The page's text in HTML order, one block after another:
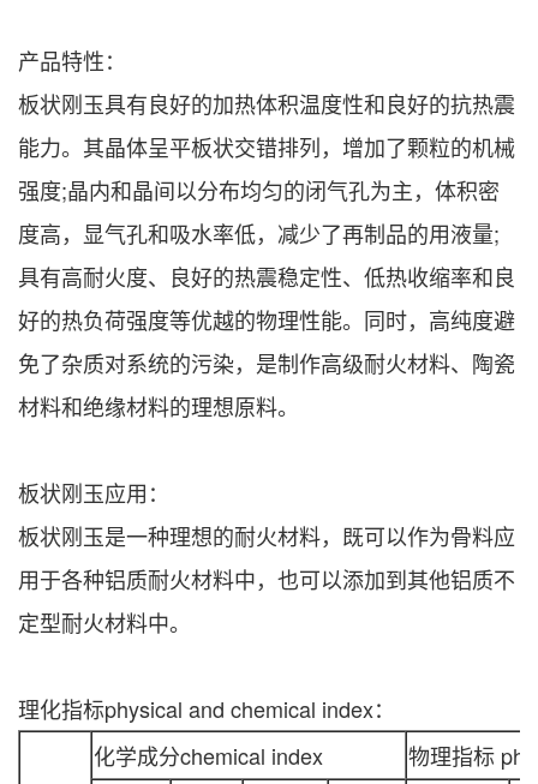
产品特性：
板状刚玉具有良好的加热体积温度性和良好的抗热震
能力。其晶体呈平板状交错排列，增加了颗粒的机械
强度;晶内和晶间以分布均匀的闭气孔为主，体积密
度高，显气孔和吸水率低，减少了再制品的用液量;
具有高耐火度、良好的热震稳定性、低热收缩率和良
好的热负荷强度等优越的物理性能。同时，高纯度避
免了杂质对系统的污染，是制作高级耐火材料、陶瓷
材料和绝缘材料的理想原料。
板状刚玉应用：
板状刚玉是一种理想的耐火材料，既可以作为骨料应
用于各种铝质耐火材料中，也可以添加到其他铝质不
定型耐火材料中。
理化指标physical and chemical index：
化学成分chemical index 物理指标